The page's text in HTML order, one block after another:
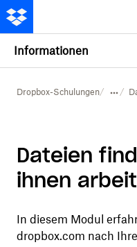
Informationen
Dropbox-Schulungen
Dateien
ihnen
In diesem Modul
dropbox.com nach